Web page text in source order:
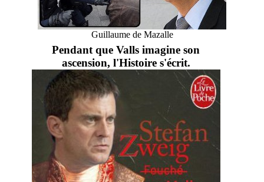
Guillaume de Mazalle
Pendant que Valls imagine son
ascension, l'Histoire s'écrit.